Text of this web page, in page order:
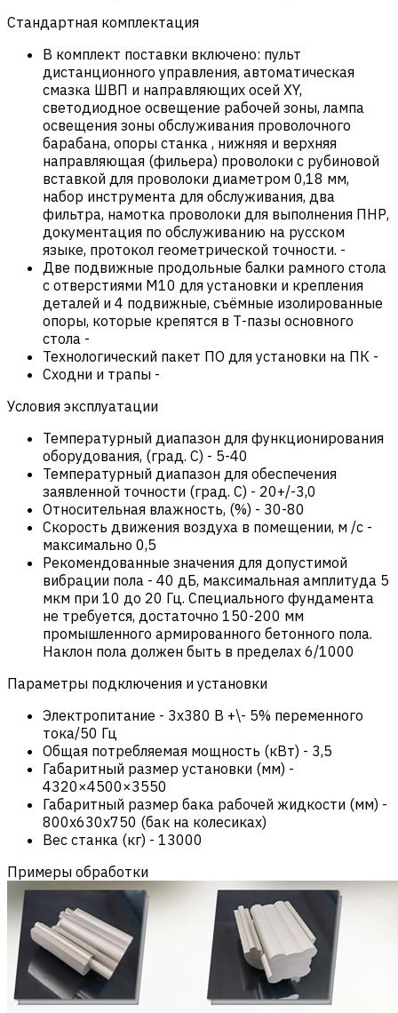
Стандартная комплектация
В комплект поставки включено: пульт
дистанционного управления, автоматическая
смазка ШВП и направляющих осей XY,
светодиодное освещение рабочей зоны, лампа
освещения зоны обслуживания проволочного
барабана, опоры станка , нижняя и верхняя
направляющая (фильера) проволоки с рубиновой
вставкой для проволоки диаметром 0,18 мм,
набор инструмента для обслуживания, два
фильтра, намотка проволоки для выполнения ПНР,
документация по обслуживанию на русском
языке, протокол геометрической точности. -
Две подвижные продольные балки рамного стола
с отверстиями М10 для установки и крепления
деталей и 4 подвижные, съёмные изолированные
опоры, которые крепятся в Т-пазы основного
стола -
Технологический пакет ПО для установки на ПК -
Сходни и трапы -
Условия эксплуатации
Температурный диапазон для функционирования
оборудования, (град. С) - 5-40
Температурный диапазон для обеспечения
заявленной точности (град. С) - 20+/-3,0
Относительная влажность, (%) - 30-80
Скорость движения воздуха в помещении, м /с -
максимально 0,5
Рекомендованные значения для допустимой
вибрации пола - 40 дБ, максимальная амплитуда 5
мкм при 10 до 20 Гц. Специального фундамента
не требуется, достаточно 150-200 мм
промышленного армированного бетонного пола.
Наклон пола должен быть в пределах 6/1000
Параметры подключения и установки
Электропитание - 3х380 В +\- 5% переменного
тока/50 Гц
Общая потребляемая мощность (кВт) - 3,5
Габаритный размер установки (мм) -
4320×4500×3550
Габаритный размер бака рабочей жидкости (мм) -
800x630x750 (бак на колесиках)
Вес станка (кг) - 13000
Примеры обработки